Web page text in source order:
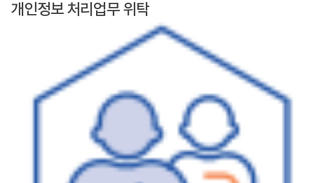
개인정보 처리업무 위탁